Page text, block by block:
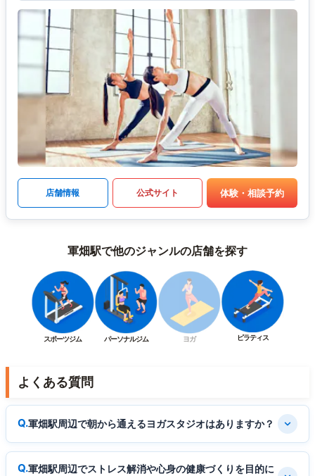
店舗情報 公式サイト 体験・相談予約
軍畑駅で他のジャンルの店舗を探す
スポーツジム パーソナルジム ヨガ ピラティス
よくある質問
軍畑駅周辺で朝から通えるヨガスタジオはありますか？
軍畑駅周辺でストレス解消や心身の健康づくりを目的に